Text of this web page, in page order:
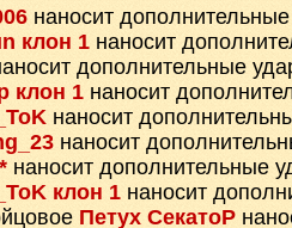
наносит
клон 1 наносит
дополнительные
клон 1 наносит
наносит
наносит
наносит дополнительные
клон 1 наносит
Петух СекатоР